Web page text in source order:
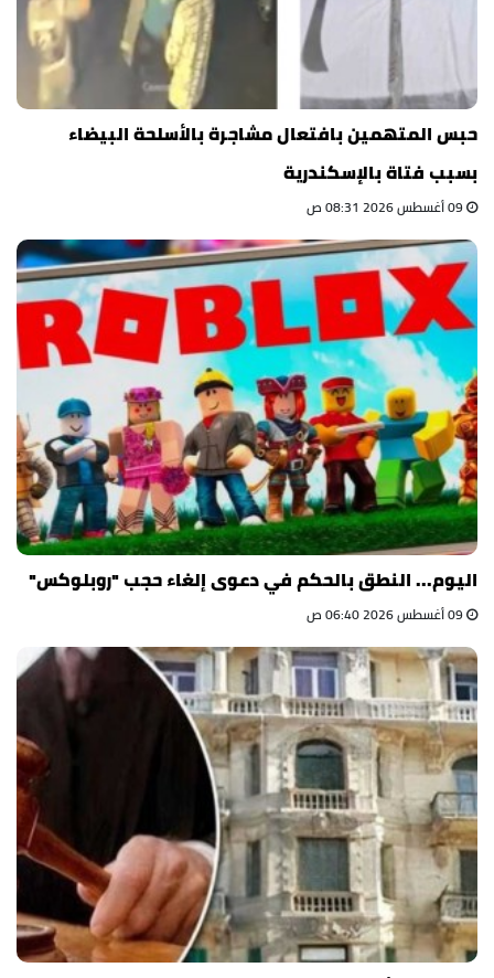
حبس المتهمين بافتعال مشاجرة بالأسلحة البيضاء
بسبب فتاة بالإسكندرية
اليوم... النطق بالحكم في دعوى إلغاء حجب "روبلوكس"